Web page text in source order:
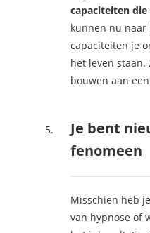
capaciteiten
kunnen nu naar
capaciteiten je
het leven staan.
bouwen aan
Je bent
fenomeen
Misschien heb
van hypnose of